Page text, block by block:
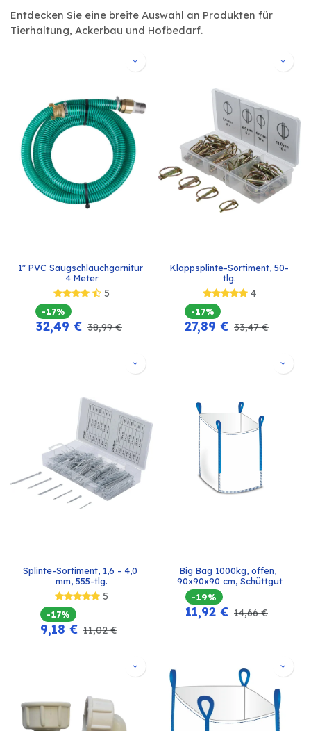
Entdecken Sie eine breite Auswahl an Produkten für
Tierhaltung, Ackerbau und Hofbedarf.
1" PVC Saugschlauchgarnitur
4 Meter
5
-17%
32,49 € 38,99€
Klappsplinte-Sortiment, 50-
tlg.
4
-17%
27,89 € 33,47€
Splinte-Sortiment, 1,6 - 4,0
mm, 555-tlg.
5
-17%
9,18 € 11,02€
Big Bag 1000kg, offen,
90x90x90 cm, Schüttgut
-19%
11,92 € 14,66€